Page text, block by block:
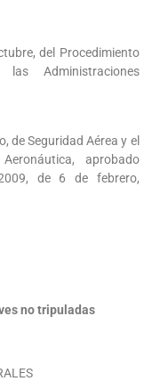
del Procedimiento
Administraciones
de Seguridad Aérea y el
aprobado
de 6 de febrero,
no tripuladas